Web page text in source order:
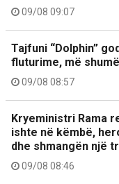
09/08 09:07
Tajfuni “Dolphin”
fluturime, më
09/08 08:57
Kryeministri Rama
ishte në këmbë,
dhe shmangën një
09/08 08:46